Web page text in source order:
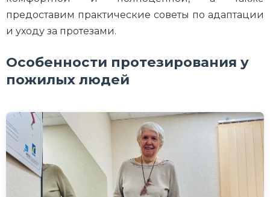
предоставим практические советы по адаптации
и уходу за протезами.
Особенности протезирования у
пожилых людей